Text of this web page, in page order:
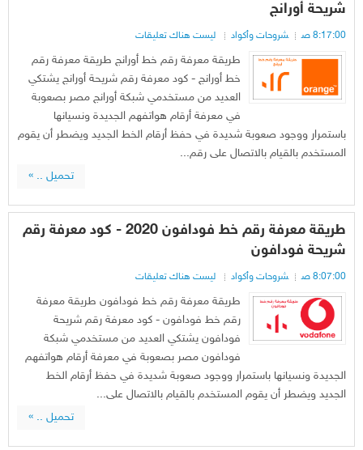
شريحة أورانج
8:17:00 ص شروحات وأكواد ليست هناك تعليقات
طريقة معرفة رقم خط أورانج طريقة معرفة رقم
خط أورانج - كود معرفة رقم شريحة أورانج يشتكي
العديد من مستخدمي شبكة أورانج مصر بصعوبة
في معرفة أرقام هواتفهم الجديدة ونسيانها
باستمرار ووجود صعوبة شديدة في حفظ أرقام الخط الجديد ويضطر أن يقوم
المستخدم بالقيام بالاتصال على رقم...
تحميل .. »
طريقة معرفة رقم خط فودافون 2020 - كود معرفة رقم
شريحة فودافون
8:07:00 ص شروحات وأكواد ليست هناك تعليقات
طريقة معرفة رقم خط فودافون طريقة معرفة
رقم خط فودافون - كود معرفة رقم شريحة
فودافون يشتكي العديد من مستخدمي شبكة
فودافون مصر بصعوبة في معرفة أرقام هواتفهم
الجديدة ونسيانها باستمرار ووجود صعوبة شديدة في حفظ أرقام الخط
الجديد ويضطر أن يقوم المستخدم بالقيام بالاتصال على...
تحميل .. »